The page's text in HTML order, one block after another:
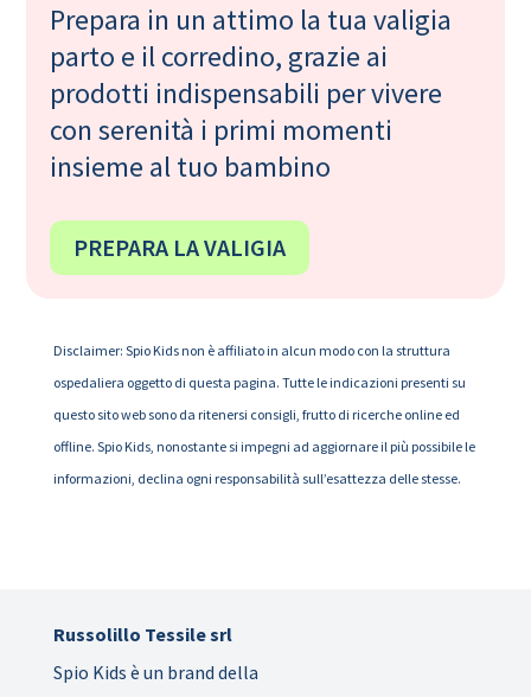
Prepara in un attimo la tua valigia
parto e il corredino, grazie ai
prodotti indispensabili per vivere
con serenità i primi momenti
insieme al tuo bambino
PREPARA LA VALIGIA
Disclaimer: Spio Kids non è affiliato in alcun modo con la struttura
ospedaliera oggetto di questa pagina. Tutte le indicazioni presenti su
questo sito web sono da ritenersi consigli, frutto di ricerche online ed
offline. Spio Kids, nonostante si impegni ad aggiornare il più possibile le
informazioni, declina ogni responsabilità sull’esattezza delle stesse.
Russolillo Tessile srl
Spio Kids è un brand della